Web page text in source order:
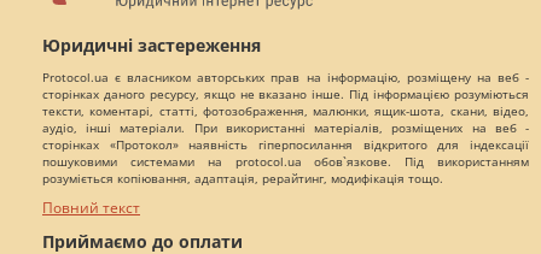
Юридичні застереження
Protocol.ua є власником авторських прав на інформацію, розміщену на веб -
сторінках даного ресурсу, якщо не вказано інше. Під інформацією розуміються
тексти, коментарі, статті, фотозображення, малюнки, ящик-шота, скани, відео,
аудіо, інші матеріали. При використанні матеріалів, розміщених на веб -
сторінках «Протокол» наявність гіперпосилання відкритого для індексації
пошуковими системами на protocol.ua обов`язкове. Під використанням
розуміється копіювання, адаптація, рерайтинг, модифікація тощо.
Повний текст
Приймаємо до оплати